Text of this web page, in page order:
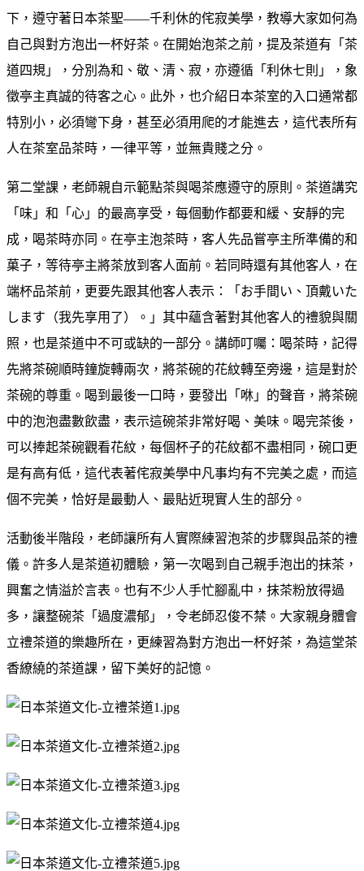
下，遵守著日本茶聖――千利休的侘寂美學，教導大家如何為
自己與對方泡出一杯好茶。在開始泡茶之前，提及茶道有「茶
道四規」，分別為和、敬、清、寂，亦遵循「利休七則」，象
徵亭主真誠的待客之心。此外，也介紹日本茶室的入口通常都
特別小，必須彎下身，甚至必須用爬的才能進去，這代表所有
人在茶室品茶時，一律平等，並無貴賤之分。
第二堂課，老師親自示範點茶與喝茶應遵守的原則。茶道講究
「味」和「心」的最高享受，每個動作都要和緩、安靜的完
成，喝茶時亦同。在亭主泡茶時，客人先品嘗亭主所準備的和
菓子，等待亭主將茶放到客人面前。若同時還有其他客人，在
端杯品茶前，更要先跟其他客人表示：「お手間い、頂戴いた
します（我先享用了）。」其中蘊含著對其他客人的禮貌與關
照，也是茶道中不可或缺的一部分。講師叮囑：喝茶時，記得
先將茶碗順時鐘旋轉兩次，將茶碗的花紋轉至旁邊，這是對於
茶碗的尊重。喝到最後一口時，要發出「咻」的聲音，將茶碗
中的泡泡盡數飲盡，表示這碗茶非常好喝、美味。喝完茶後，
可以捧起茶碗觀看花紋，每個杯子的花紋都不盡相同，碗口更
是有高有低，這代表著侘寂美學中凡事均有不完美之處，而這
個不完美，恰好是最動人、最貼近現實人生的部分。
活動後半階段，老師讓所有人實際練習泡茶的步驟與品茶的禮
儀。許多人是茶道初體驗，第一次喝到自己親手泡出的抹茶，
興奮之情溢於言表。也有不少人手忙腳亂中，抹茶粉放得過
多，讓整碗茶「過度濃郁」，令老師忍俊不禁。大家親身體會
立禮茶道的樂趣所在，更練習為對方泡出一杯好茶，為這堂茶
香繚繞的茶道課，留下美好的記憶。